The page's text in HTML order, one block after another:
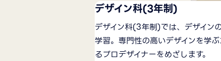
デザイン科(3年制)
デザイン科(3年制)では、デザイン
学習。専門性の高いデザインを学
るプロデザイナーをめざします。